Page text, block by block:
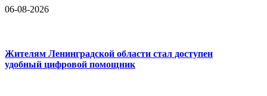
06-08-2026
Жителям Ленинградской области стал доступен
удобный цифровой помощник